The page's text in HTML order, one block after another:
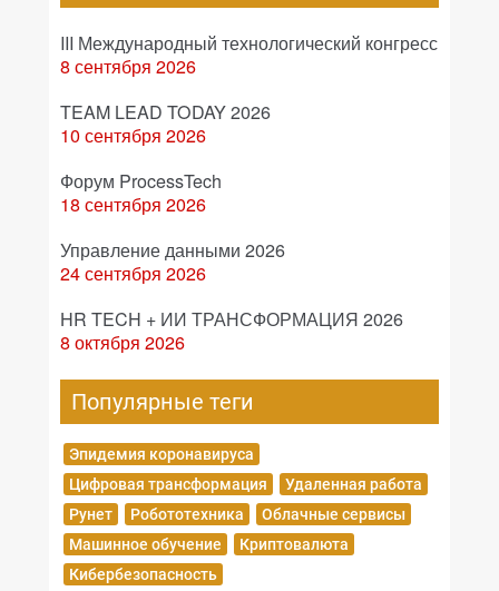
III Международный технологический конгресс
8 сентября 2026
TEAM LEAD TODAY 2026
10 сентября 2026
Форум ProcessTech
18 сентября 2026
Управление данными 2026
24 сентября 2026
HR TECH + ИИ ТРАНСФОРМАЦИЯ 2026
8 октября 2026
Популярные теги
Эпидемия коронавируса
Цифровая трансформация
Удаленная работа
Рунет
Робототехника
Облачные сервисы
Машинное обучение
Криптовалюта
Кибербезопасность